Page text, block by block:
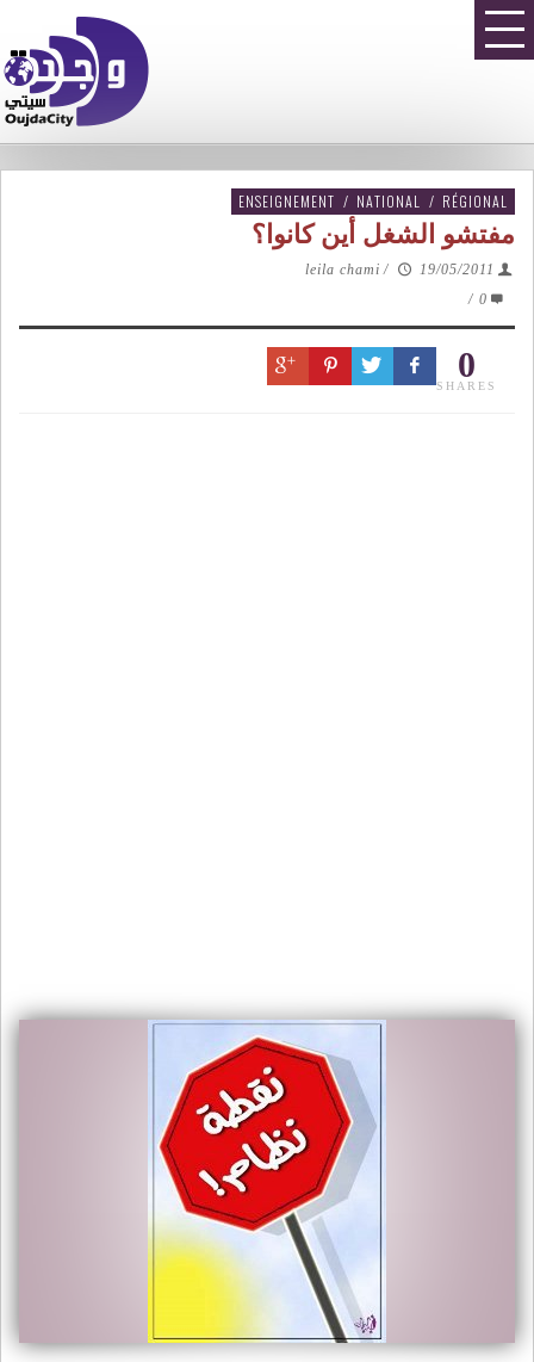
ENSEIGNEMENT / NATIONAL / RÉGIONAL
مفتشو الشغل أين كانوا؟
leila chami /
19/05/2011
0
/
0
SHARES